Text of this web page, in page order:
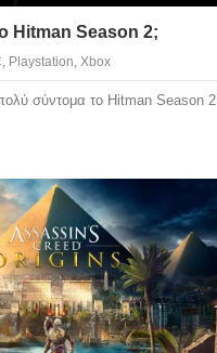
Hitman Season 2;
Playstation Xbox
σύντομα το Hitman Season 2